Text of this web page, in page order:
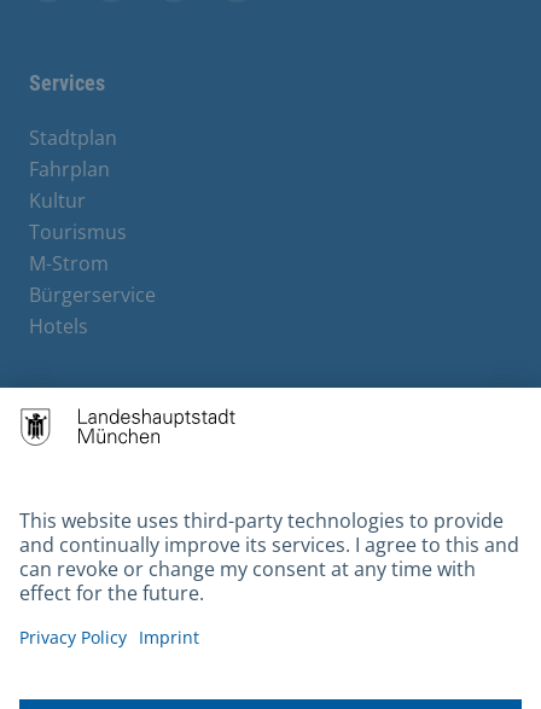
Services
Stadtplan
Fahrplan
Kultur
Tourismus
M-Strom
Bürgerservice
Hotels
Contact
Gebärdensprache
Datenschutz
Kontakt